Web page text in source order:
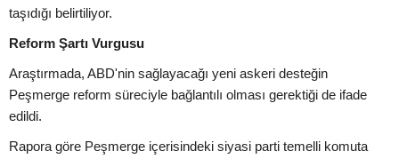
taşıdığı belirtiliyor.
Reform Şartı Vurgusu
Araştırmada, ABD'nin sağlayacağı yeni askeri desteğin
Peşmerge reform süreciyle bağlantılı olması gerektiği de ifade
edildi.
Rapora göre Peşmerge içerisindeki siyasi parti temelli komuta